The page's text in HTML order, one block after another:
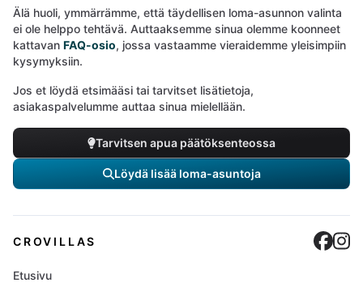
Älä huoli, ymmärrämme, että täydellisen loma-asunnon valinta
ei ole helppo tehtävä. Auttaaksemme sinua olemme koonneet
kattavan FAQ-osio, jossa vastaamme vieraidemme yleisimpiin
kysymyksiin.
Jos et löydä etsimääsi tai tarvitset lisätietoja,
asiakaspalvelumme auttaa sinua mielellään.
Tarvitsen apua päätöksenteossa
Löydä lisää loma-asuntoja
CROVILLAS
Etusivu